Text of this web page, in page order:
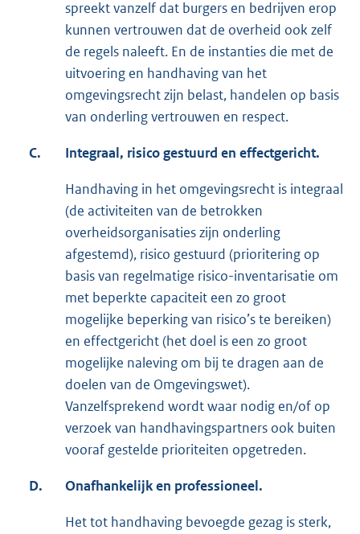
spreekt vanzelf dat burgers en bedrijven erop
kunnen vertrouwen dat de overheid ook zelf
de regels naleeft. En de instanties die met de
uitvoering en handhaving van het
omgevingsrecht zijn belast, handelen op basis
van onderling vertrouwen en respect.
C. Integraal, risico gestuurd en effectgericht.
Handhaving in het omgevingsrecht is integraal
(de activiteiten van de betrokken
overheidsorganisaties zijn onderling
afgestemd), risico gestuurd (prioritering op
basis van regelmatige risico-inventarisatie om
met beperkte capaciteit een zo groot
mogelijke beperking van risico’s te bereiken)
en effectgericht (het doel is een zo groot
mogelijke naleving om bij te dragen aan de
doelen van de Omgevingswet).
Vanzelfsprekend wordt waar nodig en/of op
verzoek van handhavingspartners ook buiten
vooraf gestelde prioriteiten opgetreden.
D. Onafhankelijk en professioneel.
Het tot handhaving bevoegde gezag is sterk,